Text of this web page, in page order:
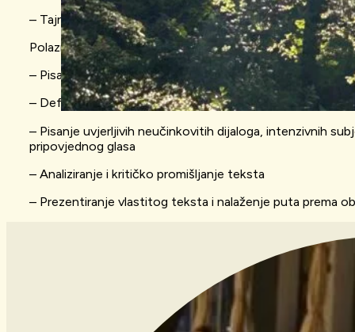
– Tajnu pisanja divnih rečenica koje će netko prepisati u
Polaznici će na radionici savladati sljedeće vještine:
– Pisanje umjetničkog književnog teksta
– Definiranje strukture teksta, njegove emocije i svrhe
– Pisanje uvjerljivih neučinkovitih dijaloga, intenzivnih
pripovjednog glasa
– Analiziranje i kritičko promišljanje teksta
– Prezentiranje vlastitog teksta i nalaženje puta prema